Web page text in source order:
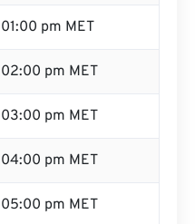
01:00 pm MET
02:00 pm MET
03:00 pm MET
04:00 pm MET
05:00 pm MET